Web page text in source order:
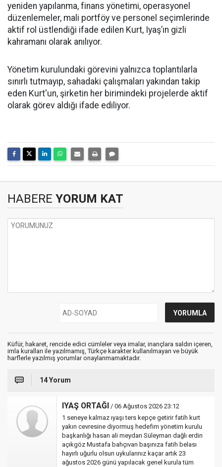
yeniden yapılanma, finans yönetimi, operasyonel
düzenlemeler, mali portföy ve personel seçimlerinde
aktif rol üstlendiği ifade edilen Kurt, Iyaş’ın gizli
kahramanı olarak anılıyor.
Yönetim kurulundaki görevini yalnızca toplantılarla
sınırlı tutmayıp, sahadaki çalışmaları yakından takip
eden Kurt'un, şirketin her birimindeki projelerde aktif
olarak görev aldığı ifade ediliyor.
HABERE YORUM KAT
Küfür, hakaret, rencide edici cümleler veya imalar, inançlara saldırı içeren,
imla kuralları ile yazılmamış, Türkçe karakter kullanılmayan ve büyük
harflerle yazılmış yorumlar onaylanmamaktadır.
14 Yorum
IYAŞ ORTAĞI / 06 Ağustos 2026 23:12
1 seneye kalmaz ıyaşı ters kepçe getirir fatih kurt
yakın cevresine diyormuş hedefim yönetim kurulu
başkanlığı hasan ali meydan Süleyman dağlı erdin
açıkgöz Mustafa bahçıvan başınıza fatih belası
hayırlı uğurlu olsun uykularınız kaçar artık 23
ağustos 2026 günü yapılacak genel kurula tüm